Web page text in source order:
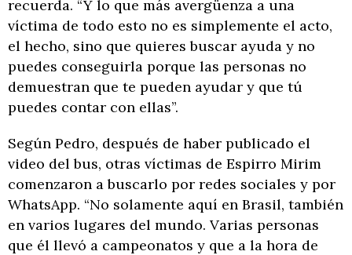
recuerda. “Y lo que más avergüenza a una
víctima de todo esto no es simplemente el acto,
el hecho, sino que quieres buscar ayuda y no
puedes conseguirla porque las personas no
demuestran que te pueden ayudar y que tú
puedes contar con ellas”.
Según Pedro, después de haber publicado el
video del bus, otras víctimas de Espirro Mirim
comenzaron a buscarlo por redes sociales y por
WhatsApp. “No solamente aquí en Brasil, también
en varios lugares del mundo. Varias personas
que él llevó a campeonatos y que a la hora de